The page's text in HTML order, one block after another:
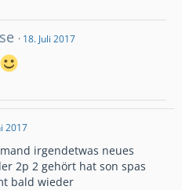
18. Juli 2017
2017
irgendetwas neues
2p 2 gehört hat son spas
bald wieder